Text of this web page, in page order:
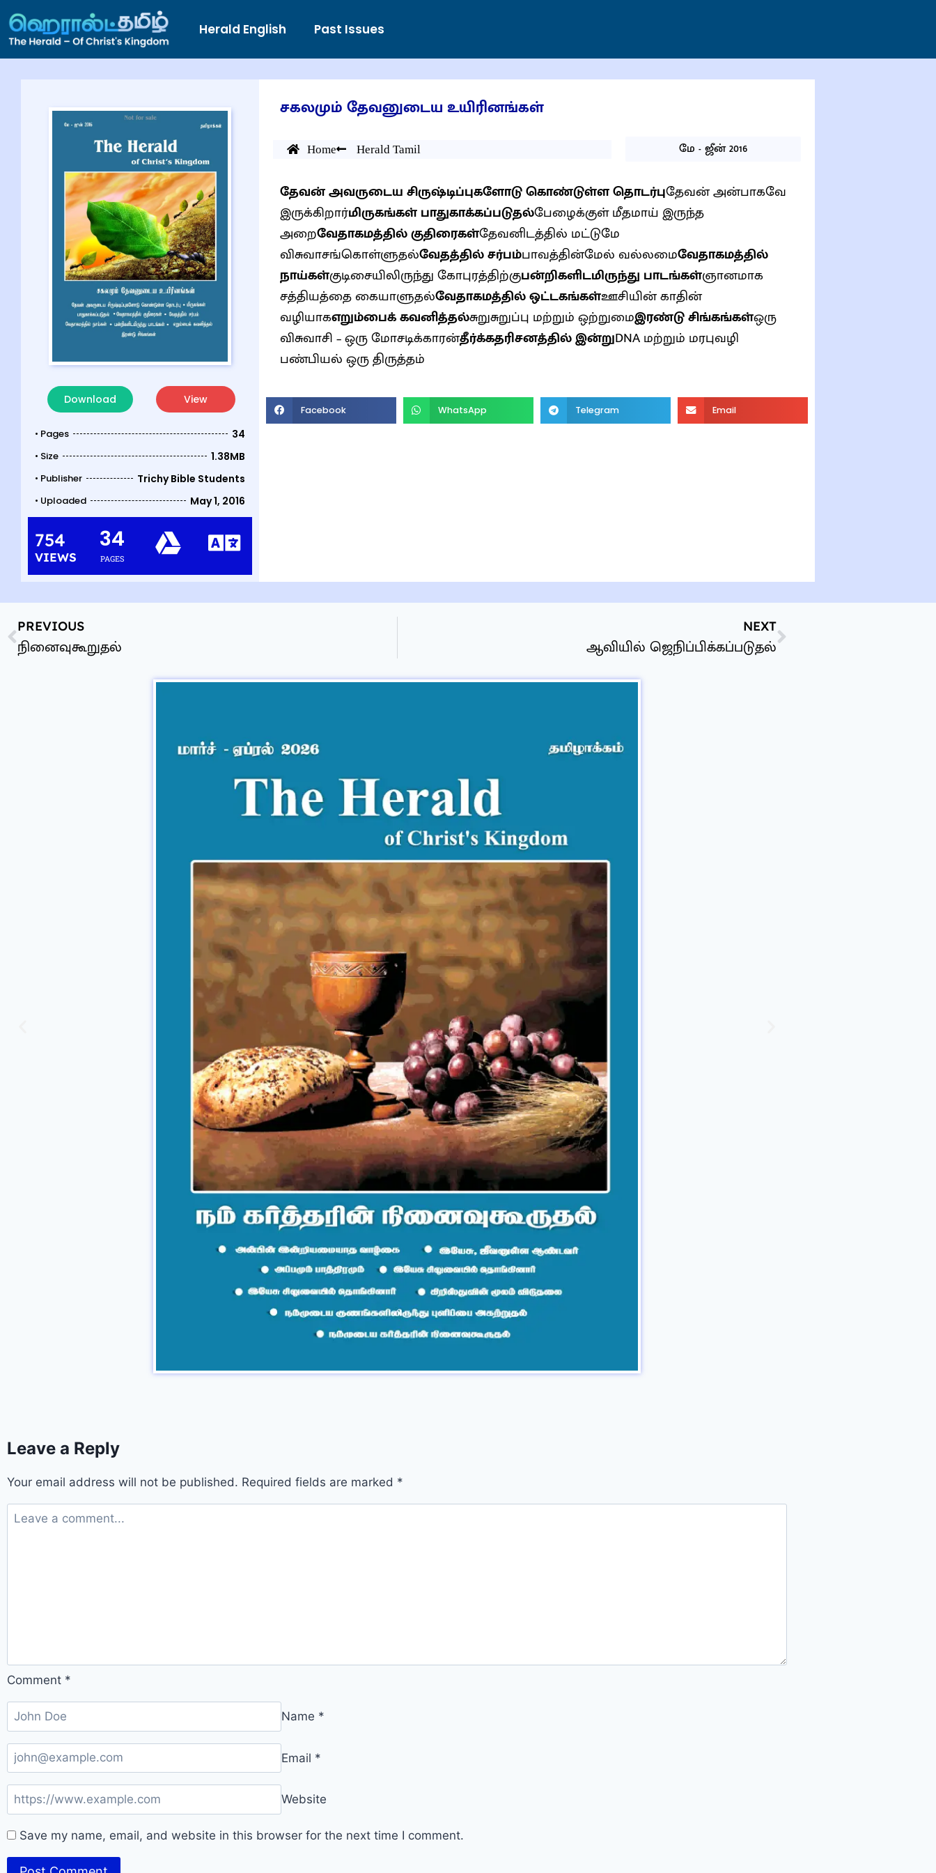
Herald English Past Issues
Download View
• Pages 34
• Size 1.38MB
• Publisher Trichy Bible Students
• Uploaded May 1, 2016
754
VIEWS PAGES
34
சகலமும் தேவனுடைய உயிரினங்கள்
Home Herald Tamil மே - ஜீன் 2016
தேவன் அவருடைய சிருஷ்டிப்புகளோடு கொண்டுள்ள தொடர்புதேவன் அன்பாகவே
இருக்கிறார்மிருகங்கள் பாதுகாக்கப்படுதல்பேழைக்குள் மீதமாய் இருந்த
அறைவேதாகமத்தில் குதிரைகள்தேவனிடத்தில் மட்டுமே
விசுவாசங்கொள்ளுதல்வேதத்தில் சர்பம்பாவத்தின்மேல் வல்லமைவேதாகமத்தில்
நாய்கள்குடிசையிலிருந்து கோபுரத்திற்குபன்றிகளிடமிருந்து பாடங்கள்ஞானமாக
சத்தியத்தை கையாளுதல்வேதாகமத்தில் ஒட்டகங்கள்ஊசியின் காதின்
வழியாகஎறும்பைக் கவனித்தல்சுறுசுறுப்பு மற்றும் ஒற்றுமைஇரண்டு சிங்கங்கள்ஒரு
விசுவாசி – ஒரு மோசடிக்காரன்தீர்க்கதரிசனத்தில் இன்றுDNA மற்றும் மரபுவழி
பண்பியல் ஒரு திருத்தம்
Facebook WhatsApp Telegram Email
PREVIOUS
நினைவுகூறுதல்
NEXT
ஆவியில் ஜெநிப்பிக்கப்படுதல்
Leave a Reply
Your email address will not be published. Required fields are marked *
Comment *
Name *
Email *
Website
Save my name, email, and website in this browser for the next time I comment.